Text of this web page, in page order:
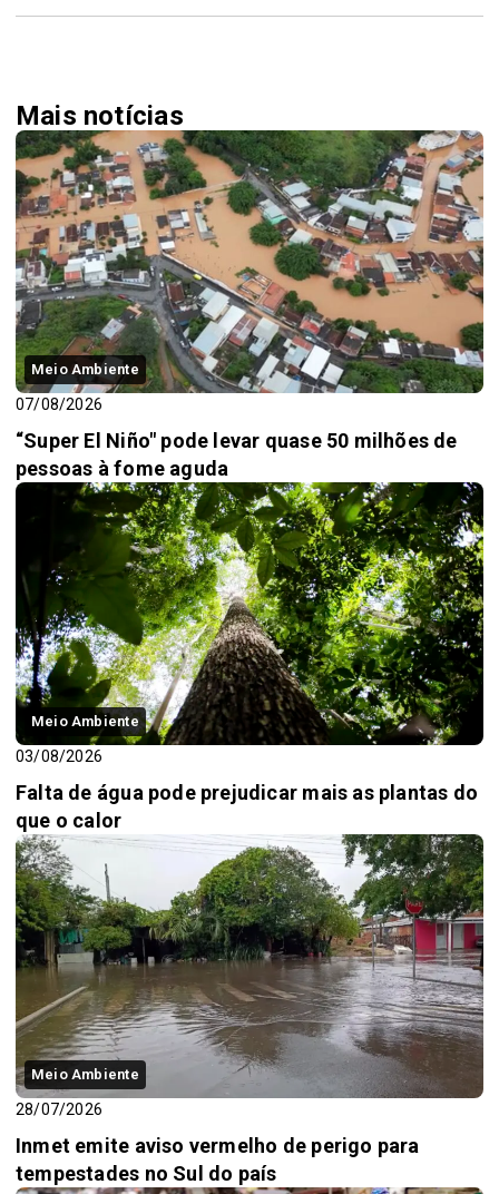
Mais notícias
Meio Ambiente
07/08/2026
“Super El Niño" pode levar quase 50 milhões de
pessoas à fome aguda
Meio Ambiente
03/08/2026
Falta de água pode prejudicar mais as plantas do
que o calor
Meio Ambiente
28/07/2026
Inmet emite aviso vermelho de perigo para
tempestades no Sul do país